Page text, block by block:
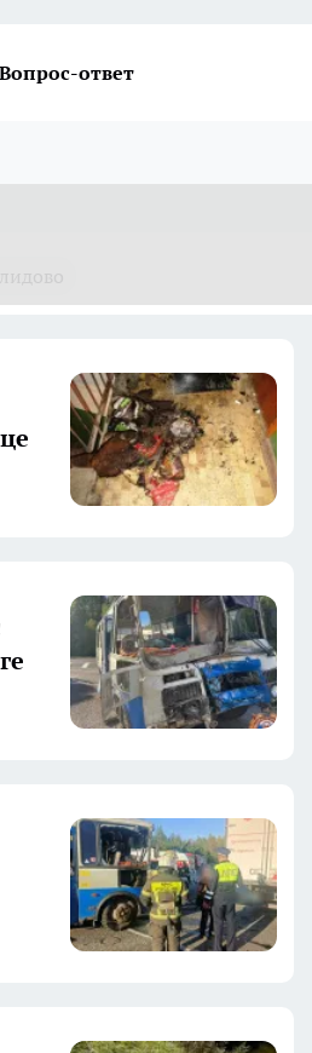
Вопрос-ответ